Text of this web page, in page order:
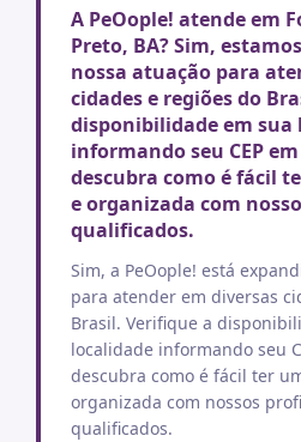
A PeOople! atende em
Preto, BA? Sim,
nossa atuação para
cidades e regiões do
disponibilidade em sua
informando seu CEP
descubra como é fácil
e organizada com
qualificados.
Sim, a PeOople! está
para atender em diversas
Brasil. Verifique a
localidade informando seu
descubra como é fácil ter
organizada com nossos
qualificados.